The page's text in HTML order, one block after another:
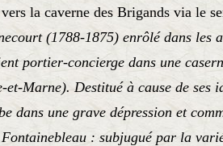
la caverne des Brigands via le
(1788-1875) enrôlé dans les
portier-concierge dans une
et-Marne). Destitué à cause de ses
dans une grave dépression et
: subjugué par la